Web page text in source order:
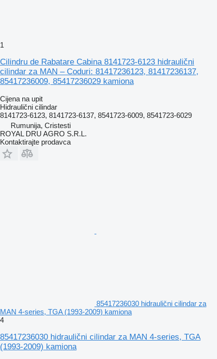
1
Cilindru de Rabatare Cabina 8141723-6123 hidraulični
cilindar za MAN – Coduri: 81417236123, 81417236137,
85417236009, 85417236029 kamiona
Cijena na upit
Hidraulični cilindar
8141723-6123, 8141723-6137, 8541723-6009, 8541723-6029
Rumunija, Cristesti
ROYAL DRU AGRO S.R.L.
Kontaktirajte prodavca
85417236030 hidraulični cilindar za
MAN 4-series, TGA (1993-2009) kamiona
4
85417236030 hidraulični cilindar za MAN 4-series, TGA
(1993-2009) kamiona